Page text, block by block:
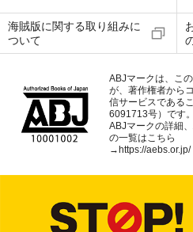
海賊版に関する取り組みに
ついて
ABJマークは、こ
が、著作権者から
信サービスである
6091713号）です。
ABJマークの詳細
の一覧はこちら
→ https://aebs.or.jp/